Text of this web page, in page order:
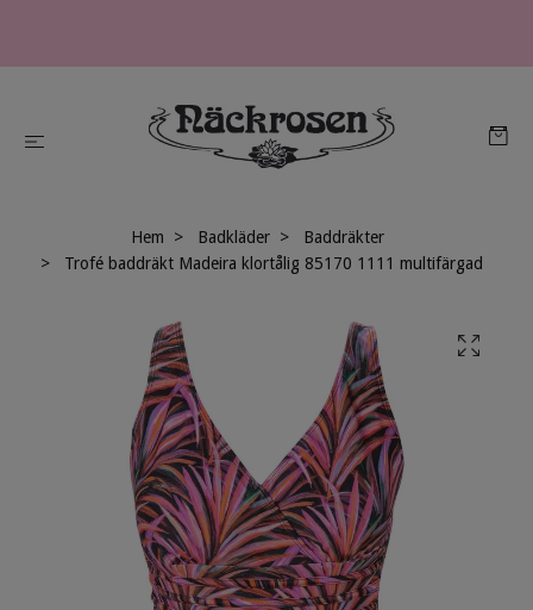
Hem Badkläder
Baddräkter
Trofé baddräkt Madeira klortålig 85170 1111 multifärgad